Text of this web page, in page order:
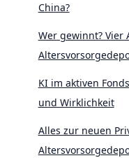
China?
Wer gewinnt? Vier
KI im aktiven
und Wirklichkeit
Alles zur neuen